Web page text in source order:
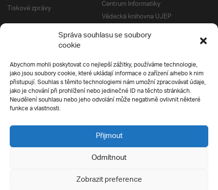
Správa souhlasu se soubory
cookie
Abychom mohli poskytovat co nejlepší zážitky, používáme technologie,
jako jsou soubory cookie, které ukládají informace o zařízení a/nebo k nim
přistupují. Souhlas s těmito technologiemi nám umožní zpracovávat údaje,
jako je chování při prohlížení nebo jedinečné ID na těchto stránkách.
Neudělení souhlasu nebo jeho odvolání může negativně ovlivnit některé
funkce a vlastnosti.
Přijmout
Odmítnout
Zobrazit preference
Tiskové zprávy
Centrum Informatiky
Vědecká knihovna UJEP
Správa kolejí a menz
Univerzitní centrum podpory
Silverius
Pro uchazeče
Přijímací řízení
E-prihlaska
Přípravné kurzy
Ochrana soukromí
Všechna práva vyhrazena